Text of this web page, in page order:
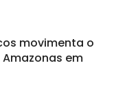
movimenta o
em